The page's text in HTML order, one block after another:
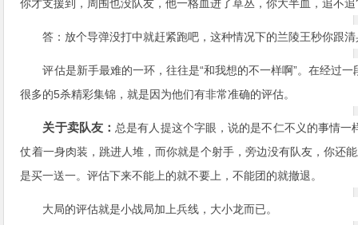
你才支援到，周围也没队友，他一格血进了草丛，你大半血，追不
答：放个导弹没打中就赶紧跑吧，这种情况下的兰陵王秒你跟
评估是新手最难的一环，往往是“和我想的不一样啊”。在经过
很多的5杀精彩集锦，就是因为他们有非常准确的评估。
关于卖队友： 总是有人提这个字眼，说的是不仁不义的事情
仗着一身肉装，跳进人堆，而你就是个射手，旁边没有队友，你还
是买一送一。评估下来不能上的就不要上，不能团的就撤退。
大局的评估就是小战局加上兵线，大小龙而已。